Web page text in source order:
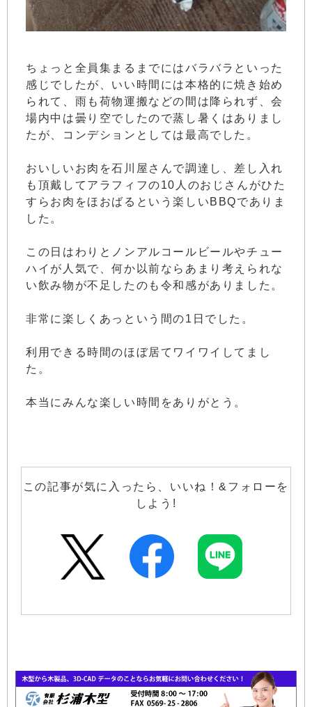
ちょっと全員集まるまでにはバラバラといった
感じでしたが、いい時間には本格的に焼き始め
られて、雨も荷物運搬などの間は降られず、会
場内中は曇り空でしたので蒸し暑くはありまし
たが、コンデションとしては最高でした。
おいしいお肉を石川屋さんで調達し、差し入れ
も頂戴してアラフィフの10人のおじさんがひた
すらお肉をほおばるという楽しいBBQでありま
した。
この日はわりとノンアルコールビールやチュー
ハイが人気で、何か以前ならあまり考えられな
い飲み物が不足したのも令和感がありました。
非常に楽しくあっという間の1日でした。
利用できる時間のほぼ居てワイワイしてまし
た。
本当にみんな楽しい時間をありがとう。
この記事が気に入ったら、いいね！&フォローを
しよう!